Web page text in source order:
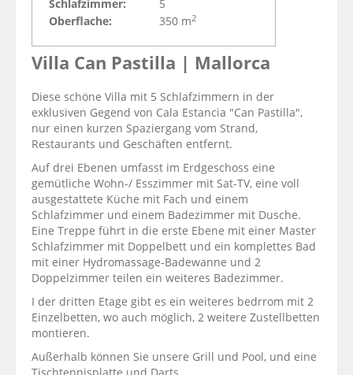
Schlafzimmer:
5
Oberflache:
350 m2
Villa Can Pastilla | Mallorca
Diese schöne Villa mit 5 Schlafzimmern in der
exklusiven Gegend von Cala Estancia "Can Pastilla",
nur einen kurzen Spaziergang vom Strand,
Restaurants und Geschäften entfernt.
Auf drei Ebenen umfasst im Erdgeschoss eine
gemütliche Wohn-/ Esszimmer mit Sat-TV, eine voll
ausgestattete Küche mit Fach und einem
Schlafzimmer und einem Badezimmer mit Dusche.
Eine Treppe führt in die erste Ebene mit einer Master
Schlafzimmer mit Doppelbett und ein komplettes Bad
mit einer Hydromassage-Badewanne und 2
Doppelzimmer teilen ein weiteres Badezimmer.
I der dritten Etage gibt es ein weiteres bedrrom mit 2
Einzelbetten, wo auch möglich, 2 weitere Zustellbetten
montieren.
Außerhalb können Sie unsere Grill und Pool, und eine